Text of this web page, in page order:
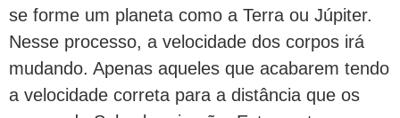
se forme um planeta como a Terra ou Júpiter.
Nesse processo, a velocidade dos corpos irá
mudando. Apenas aqueles que acabarem tendo
a velocidade correta para a distância que os